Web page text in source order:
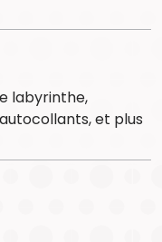
labyrinthe,
et plus